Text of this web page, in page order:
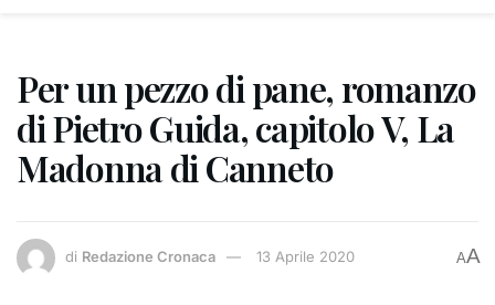
Per un pezzo di pane, romanzo
di Pietro Guida, capitolo V, La
Madonna di Canneto
di Redazione Cronaca 13 Aprile 2020 AA